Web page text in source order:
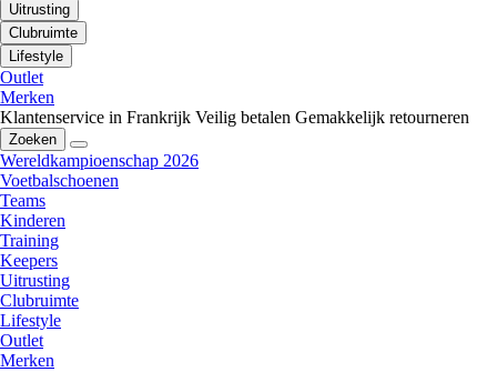
Uitrusting
Clubruimte
Lifestyle
Outlet
Merken
Klantenservice in Frankrijk Veilig betalen Gemakkelijk retourneren
Zoeken
Wereldkampioenschap 2026
Voetbalschoenen
Teams
Kinderen
Training
Keepers
Uitrusting
Clubruimte
Lifestyle
Outlet
Merken